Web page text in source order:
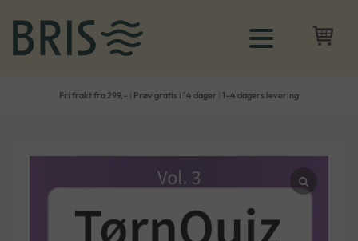
Fri frakt fra 299,– Prøv gratis i 14 dager 1–4 dagers levering